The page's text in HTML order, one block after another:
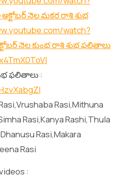
నెల మకర రాశి శుభ
watch?
నెల కుంభ రాశి శుభ ఫలితాలు
ఫలితాలు :
Rasi,Mithuna
Rasi,Kanya Rashi,Thula
Rasi,Makara
Rasi
: